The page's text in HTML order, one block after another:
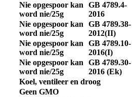
Nie opgespoor kan
word nie/25g
GB 4789.4-
2016
Nie opgespoor kan
word nie/25g
GB 4789.38-
2012(II)
Nie opgespoor kan
word nie/25g
GB 4789.10-
2016(I)
Nie opgespoor kan
word nie/25g
GB 4789.30-
2016 (Ek)
Koel, ventileer en droog
Geen GMO